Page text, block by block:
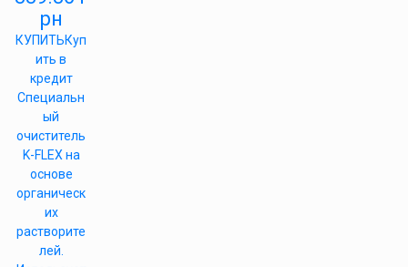
рн
КУПИТЬКуп
ить в
кредит
Специальн
ый
очиститель
K-FLEX на
основе
органическ
их
растворите
лей.